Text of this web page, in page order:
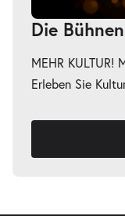
Die
MEHR KULTUR!
Erleben Sie